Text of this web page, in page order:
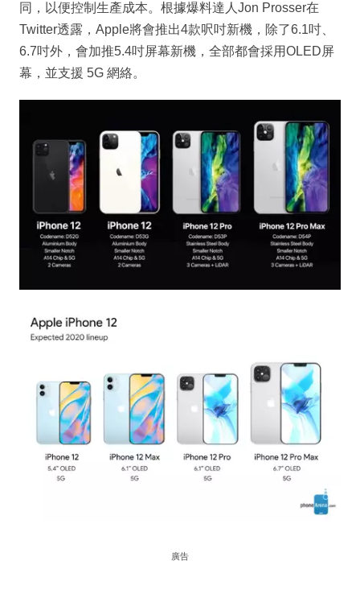
同，以便控制生產成本。根據爆料達人Jon Prosser在
Twitter透露，Apple將會推出4款呎吋新機，除了6.1吋、
6.7吋外，會加推5.4吋屏幕新機，全部都會採用OLED屏
幕，並支援 5G 網絡。
廣告